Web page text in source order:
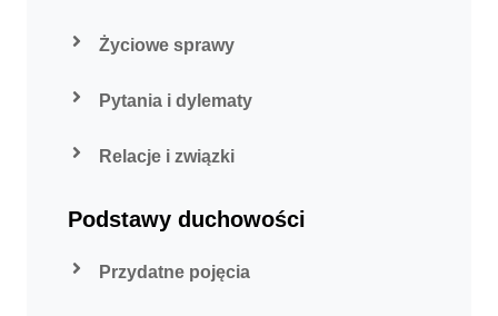
Życiowe sprawy
Pytania i dylematy
Relacje i związki
Podstawy duchowości
Przydatne pojęcia